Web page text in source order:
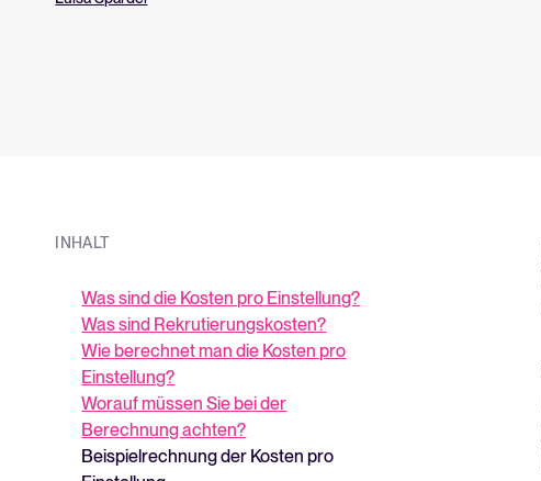
INHALT
Was sind die Kosten pro Einstellung?
Was sind Rekrutierungskosten?
Wie berechnet man die Kosten pro
Einstellung?
Worauf müssen Sie bei der
Berechnung achten?
Beispielrechnung der Kosten pro